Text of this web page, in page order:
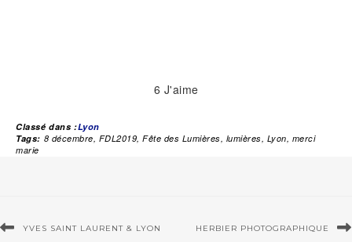
6 J'aime
Classé dans :Lyon
Tags: 8 décembre, FDL2019,Fête des Lumières, lumières, Lyon, merci
marie
YVES SAINT LAURENT & LYON HERBIER PHOTOGRAPHIQUE